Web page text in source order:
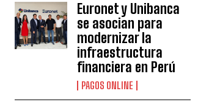
Euronet y Unibanca
se asocian para
modernizar la
infraestructura
financiera en Perú
PAGOS ONLINE